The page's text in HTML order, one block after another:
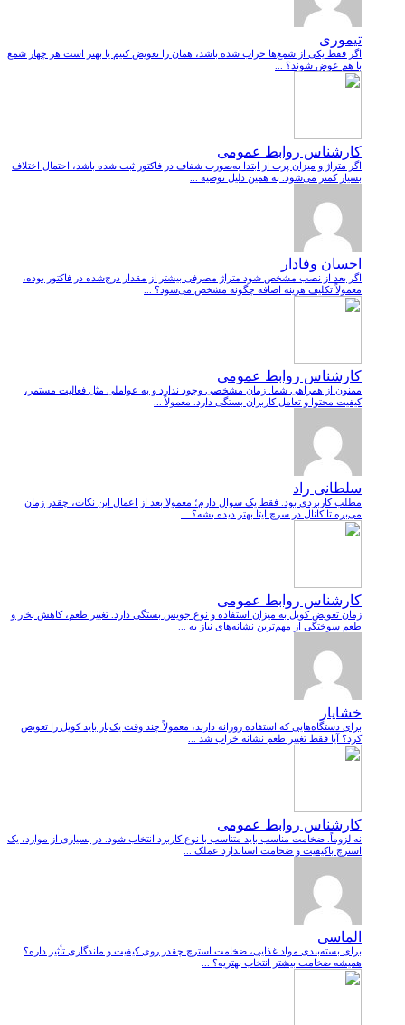
تیموری
اگر فقط یکی از شمع‌ها خراب شده باشد، همان را تعویض کنیم یا بهتر است هر چهار شمع
با هم عوض شوند؟ ...
کارشناس روابط عمومی
اگر متراژ و میزان پرت از ابتدا به‌صورت شفاف در فاکتور ثبت شده باشد، احتمال اختلاف
بسیار کمتر می‌شود. به همین دلیل توصیه ...
احسان وفادار
اگر بعد از نصب مشخص شود متراژ مصرفی بیشتر از مقدار درج‌شده در فاکتور بوده،
معمولاً تکلیف هزینه اضافه چگونه مشخص می‌شود؟ ...
کارشناس روابط عمومی
ممنون از همراهی شما. زمان مشخصی وجود ندارد و به عواملی مثل فعالیت مستمر،
کیفیت محتوا و تعامل کاربران بستگی دارد. معمولاً ...
سلطانی راد
مطلب کاربردی بود. فقط یک سوال دارم؛ معمولا بعد از اعمال این نکات، چقدر زمان
می‌بره تا کانال در سرچ ایتا بهتر دیده بشه؟ ...
کارشناس روابط عمومی
زمان تعویض کویل به میزان استفاده و نوع جویس بستگی دارد. تغییر طعم، کاهش بخار و
طعم سوختگی از مهم‌ترین نشانه‌های نیاز به ...
خشایار
برای دستگاه‌هایی که استفاده روزانه دارند، معمولاً چند وقت یک‌بار باید کویل را تعویض
کرد؟ آیا فقط تغییر طعم نشانه خراب شد ...
کارشناس روابط عمومی
نه لزوماً. ضخامت مناسب باید متناسب با نوع کاربرد انتخاب شود. در بسیاری از موارد، یک
استرچ باکیفیت و ضخامت استاندارد عملک ...
الماسی
برای بسته‌بندی مواد غذایی، ضخامت استرچ چقدر روی کیفیت و ماندگاری تأثیر داره؟
همیشه ضخامت بیشتر انتخاب بهتریه؟ ...